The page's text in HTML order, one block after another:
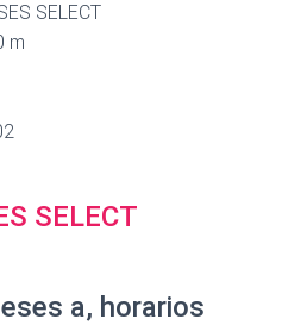
SELECT
m
SELECT
a, horarios